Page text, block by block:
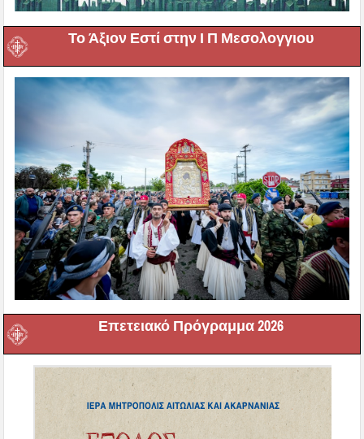
Το Άξιον Εστί στην Ι Π Μεσολογγιου
Επετειακό Πρόγραμμα 2026